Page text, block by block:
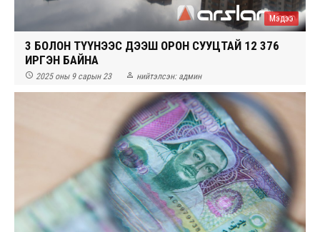
Мэдээ
3 БОЛОН ТҮҮНЭЭС ДЭЭШ ОРОН СУУЦТАЙ 12 376
ИРГЭН БАЙНА
 2025 оны 9 сарын 23  нийтэлсэн: админ